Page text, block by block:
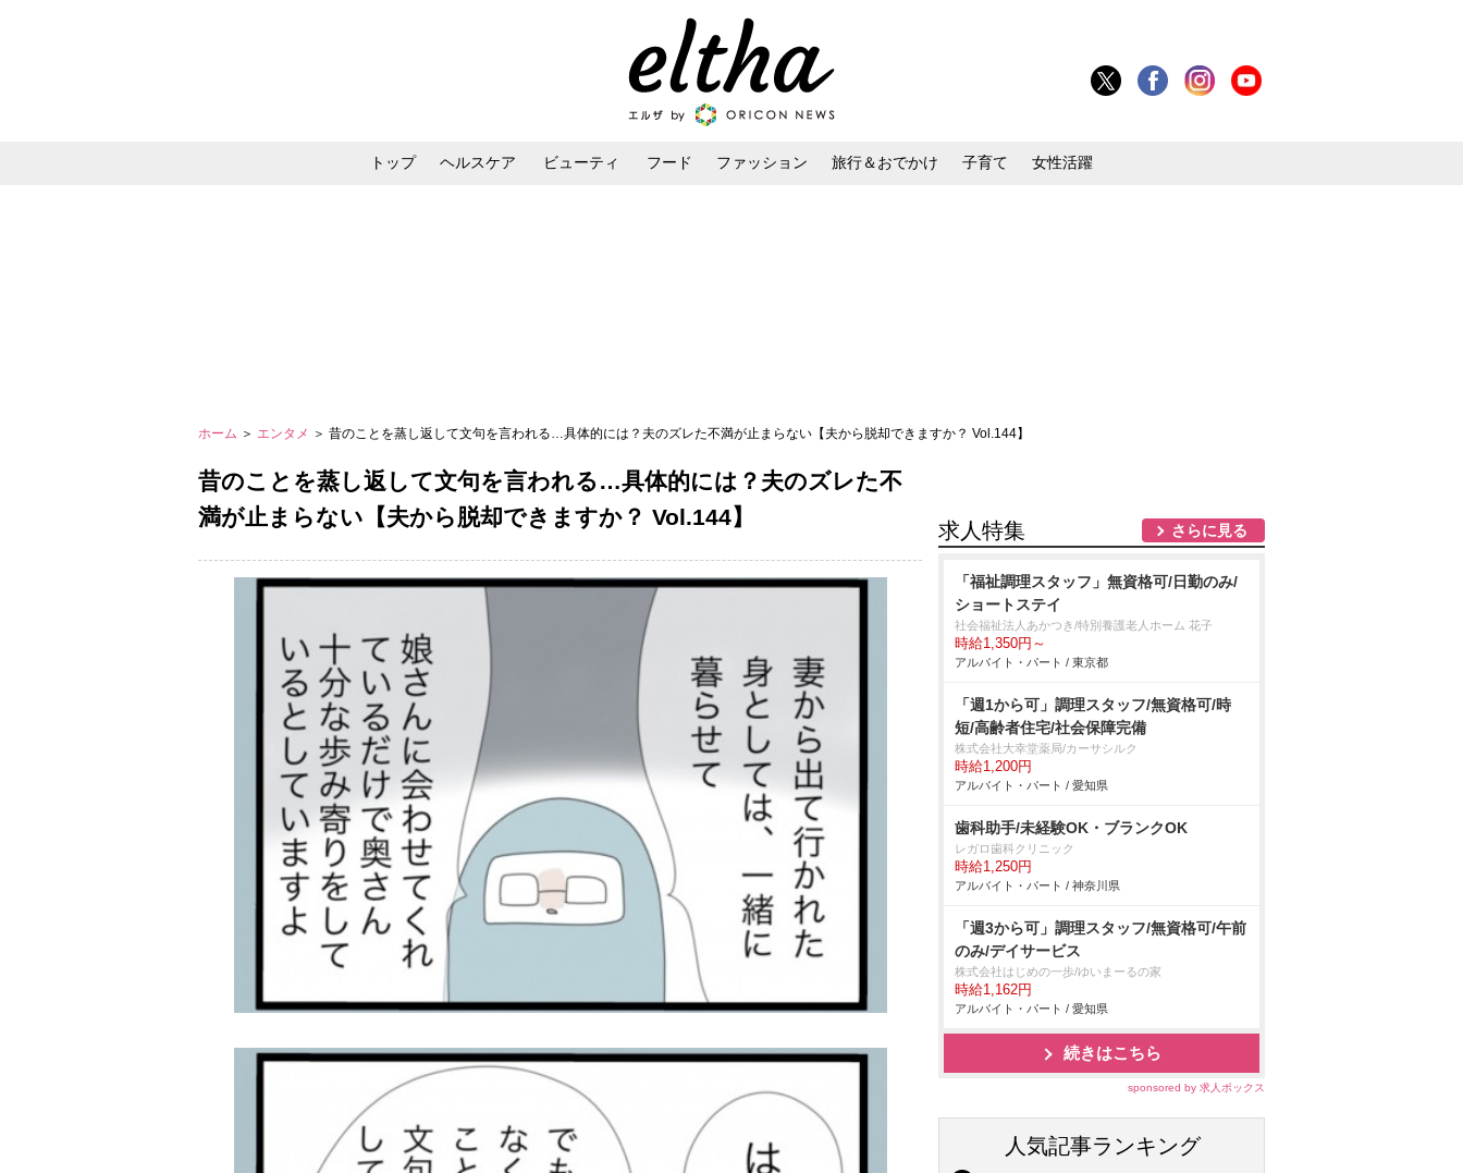
トップ ヘルスケア ビューティ フード ファッション 旅行＆おでかけ 子育て 女性活躍
ホーム ＞ エンタメ ＞ 昔のことを蒸し返して文句を言われる…具体的には？夫のズレた不満が止まらない【夫から脱却できますか？ Vol.144】
昔のことを蒸し返して文句を言われる…具体的には？夫のズレた不
満が止まらない【夫から脱却できますか？ Vol.144】
求人特集 さらに見る
「福祉調理スタッフ」無資格可/日勤のみ/
ショートステイ
社会福祉法人あかつき/特別養護老人ホーム 花子
時給1,350円～
アルバイト・パート / 東京都
「週1から可」調理スタッフ/無資格可/時
短/高齢者住宅/社会保障完備
株式会社大幸堂薬局/カーサシルク
時給1,200円
アルバイト・パート / 愛知県
歯科助手/未経験OK・ブランクOK
レガロ歯科クリニック
時給1,250円
アルバイト・パート / 神奈川県
「週3から可」調理スタッフ/無資格可/午前
のみ/デイサービス
株式会社はじめの一歩/ゆいまーるの家
時給1,162円
アルバイト・パート / 愛知県
続きはこちら
sponsored by 求人ボックス
人気記事ランキング